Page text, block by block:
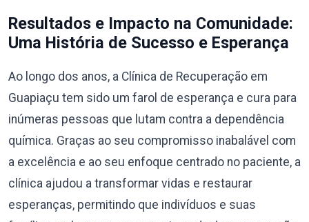
Resultados e Impacto na Comunidade:
Uma História de Sucesso e Esperança
Ao longo dos anos, a Clínica de Recuperação em
Guapiaçu tem sido um farol de esperança e cura para
inúmeras pessoas que lutam contra a dependência
química. Graças ao seu compromisso inabalável com
a excelência e ao seu enfoque centrado no paciente, a
clínica ajudou a transformar vidas e restaurar
esperanças, permitindo que indivíduos e suas